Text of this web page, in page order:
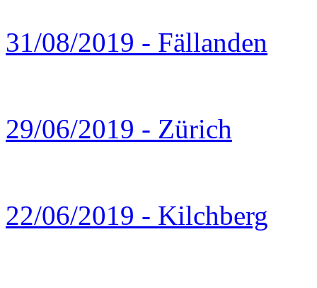
31/08/2019 - Fällanden
29/06/2019 - Zürich
22/06/2019 - Kilchberg